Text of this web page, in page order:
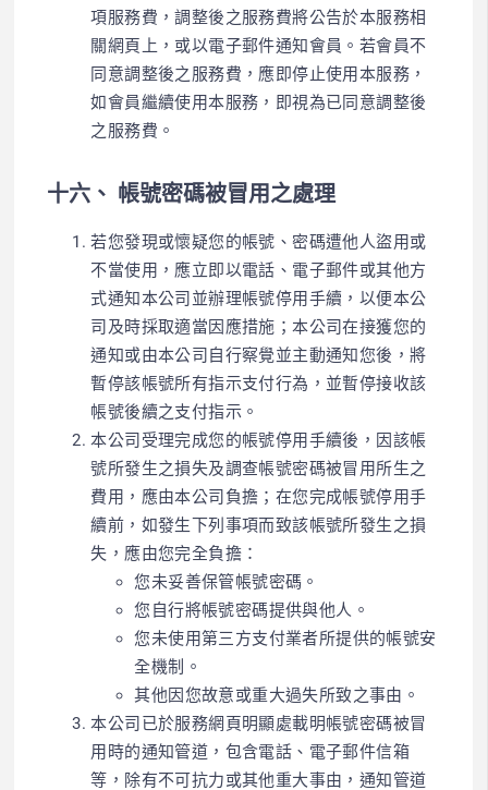
項服務費，調整後之服務費將公告於本服務相
關網頁上，或以電子郵件通知會員。若會員不
同意調整後之服務費，應即停止使用本服務，
如會員繼續使用本服務，即視為已同意調整後
之服務費。
十六、 帳號密碼被冒用之處理
若您發現或懷疑您的帳號、密碼遭他人盜用或
不當使用，應立即以電話、電子郵件或其他方
式通知本公司並辦理帳號停用手續，以便本公
司及時採取適當因應措施；本公司在接獲您的
通知或由本公司自行察覺並主動通知您後，將
暫停該帳號所有指示支付行為，並暫停接收該
帳號後續之支付指示。
本公司受理完成您的帳號停用手續後，因該帳
號所發生之損失及調查帳號密碼被冒用所生之
費用，應由本公司負擔；在您完成帳號停用手
續前，如發生下列事項而致該帳號所發生之損
失，應由您完全負擔：
您未妥善保管帳號密碼。
您自行將帳號密碼提供與他人。
您未使用第三方支付業者所提供的帳號安
全機制。
其他因您故意或重大過失所致之事由。
本公司已於服務網頁明顯處載明帳號密碼被冒
用時的通知管道，包含電話、電子郵件信箱
等，除有不可抗力或其他重大事由，通知管道